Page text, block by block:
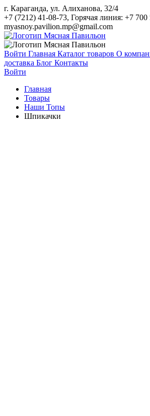
г. Караганда, ул. Алиханова, 32/4
+7 (7212) 41-08-73, Горячая линия: +7 700
myasnoy.pavilion.mp@gmail.com
Войти Главная Каталог товаров О
доставка Блог Контакты
Войти
Главная
Товары
Наши Топы
Шпикачки